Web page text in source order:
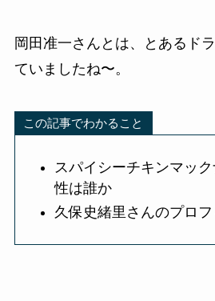
岡田准一さんとは、とあるド
ていましたね〜。
この記事でわかること
スパイシーチキンマック
性は誰か
久保史緒里さんのプロ